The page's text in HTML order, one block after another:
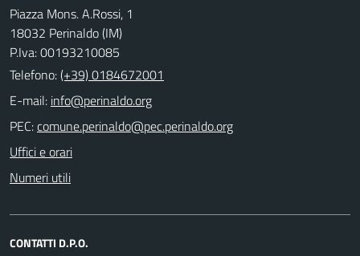
Piazza Mons. A.Rossi, 1
18032 Perinaldo (IM)
P.Iva: 00193210085
Telefono:(+39) 0184672001
E-mail:
PEC:
Uffici e orari
Numeri utili
CONTATTI D.P.O.